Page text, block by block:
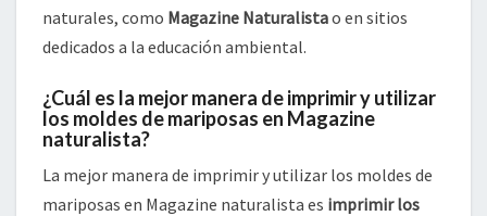
naturales, como Magazine Naturalistao en sitios
dedicados a la educación ambiental.
¿Cuál es la mejor manera de imprimir y utilizar
los moldes de mariposas en Magazine
naturalista?
La mejor manera de imprimir y utilizar los moldes de
mariposas en Magazine naturalista es imprimir los